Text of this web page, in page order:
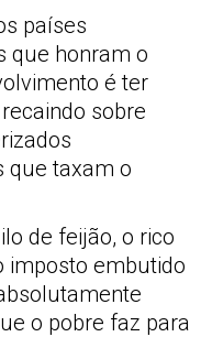
países
que honram o
é ter
sobre
que taxam o
de feijão, o rico
imposto embutido
o pobre faz para